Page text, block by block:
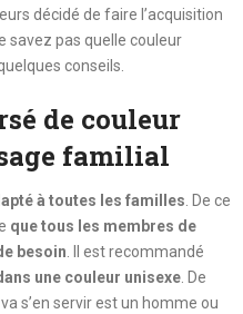
décidé de faire l’acquisition
savez pas quelle couleur
conseils.
de couleur
familial
à toutes les familles. De ce
que tous les membres de
besoin. Il est recommandé
une couleur unisexe. De
s’en servir est un homme ou